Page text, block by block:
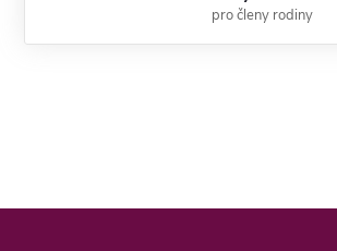
pro členy rodiny